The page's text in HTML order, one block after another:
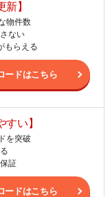
新】
物件数
ない
もらえる
ードはこちら
すい】
を突破
証
ードはこちら